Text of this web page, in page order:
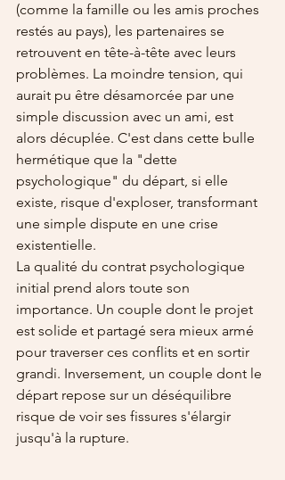
(comme la famille ou les amis proches
restés au pays), les partenaires se
retrouvent en tête-à-tête avec leurs
problèmes. La moindre tension, qui
aurait pu être désamorcée par une
simple discussion avec un ami, est
alors décuplée. C'est dans cette bulle
hermétique que la "dette
psychologique" du départ, si elle
existe, risque d'exploser, transformant
une simple dispute en une crise
existentielle.
La qualité du contrat psychologique
initial prend alors toute son
importance. Un couple dont le projet
est solide et partagé sera mieux armé
pour traverser ces conflits et en sortir
grandi. Inversement, un couple dont le
départ repose sur un déséquilibre
risque de voir ses fissures s'élargir
jusqu'à la rupture.